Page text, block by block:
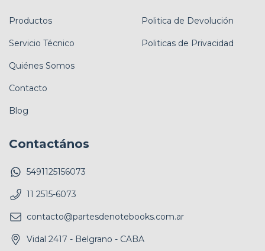
Productos
Servicio Técnico
Quiénes Somos
Contacto
Blog
Politica de Devolución
Politicas de Privacidad
Contactános
5491125156073
11 2515-6073
contacto@partesdenotebooks.com.ar
Vidal 2417 - Belgrano - CABA